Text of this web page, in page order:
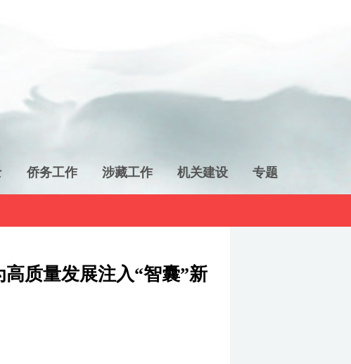
侨务工作 涉藏工作 机关建设 专题
质量发展注入“智囊”新